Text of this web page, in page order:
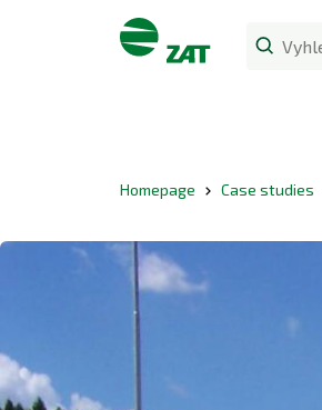
Homepage Case studies